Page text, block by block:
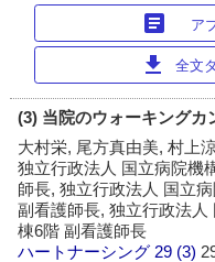
article ア
download 全文
(3) 当院のウォーキング
大村栄, 尾方真由美, 村上
独立行政法人 国立病院機
師長, 独立行政法人 国立
副看護師長, 独立行政法
棟6階 副看護師長
ハートナーシング 29 (3)